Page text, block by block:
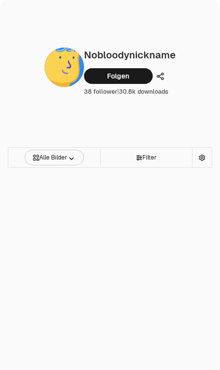
Nobloodynickname
Folgen Teilen
38 follower|30.8k downloads
Alle Bilder Filter